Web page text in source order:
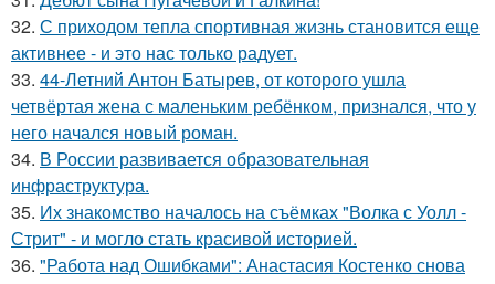
32. С приходом тепла спортивная жизнь становится еще
активнее - и это нас только радует.
33. 44-Летний Антон Батырев, от которого ушла
четвёртая жена с маленьким ребёнком, признался, что у
него начался новый роман.
34. В России развивается образовательная
инфраструктура.
35. Их знакомство началось на съёмках "Волка с Уолл -
Стрит" - и могло стать красивой историей.
36. "Работа над Ошибками": Анастасия Костенко снова